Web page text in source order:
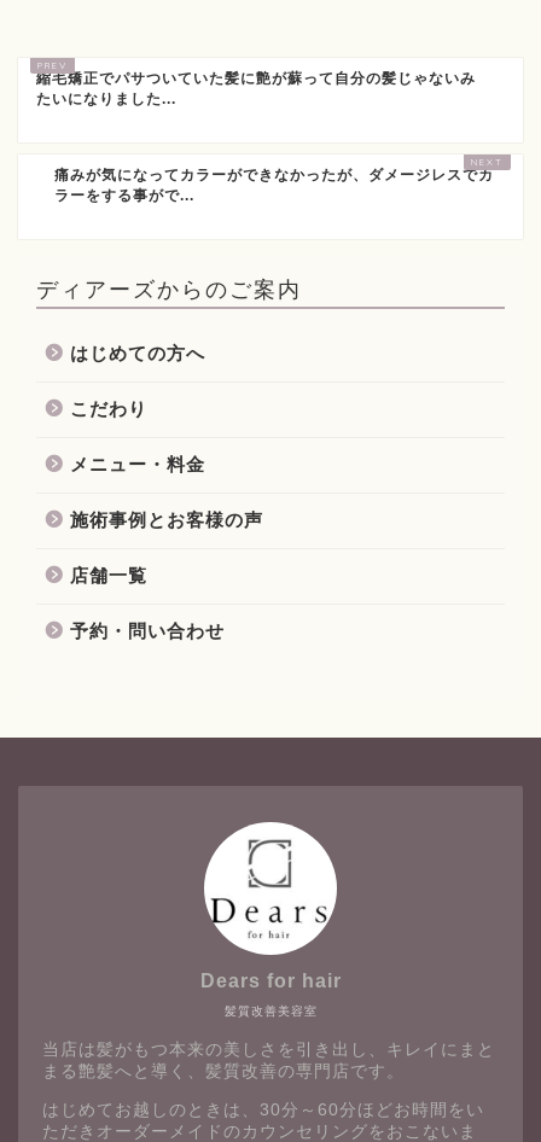
縮毛矯正でパサついていた髪に艶が蘇って自分の髪じゃないみ
たいになりました...
痛みが気になってカラーができなかったが、ダメージレスでカ
ラーをする事がで...
ディアーズからのご案内
はじめての方へ
こだわり
メニュー・料金
施術事例とお客様の声
店舗一覧
予約・問い合わせ
髪質改善美容室
Dears for hair
当店は髪がもつ本来の美しさを引き出し、キレイにまと
まる艶髪へと導く、髪質改善の専門店です。
はじめてお越しのときは、30分～60分ほどお時間をい
ただきオーダーメイドのカウンセリングをおこないま